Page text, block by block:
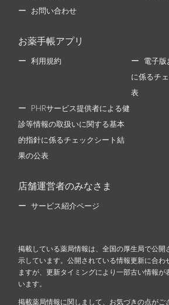
お問い合わせ
お薬手帳アプリ
利用規約 電子版
に係るチ
表
PHRサービス提供者による健
診等情報の取扱いに関する基本
的指針に係るチェックシート結
果の公表
店舗運営者のみなさま
サービス紹介ページ
掲載している薬局情報は、全国の厚生局で公開
示しています。公開されている情報更新に合わ
ますが、更新タイミングにより一部古い情報が
います。
掲載薬局情報に関しまして、お気づきの点がご